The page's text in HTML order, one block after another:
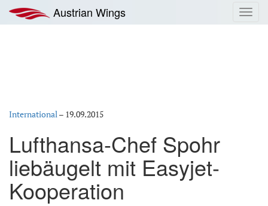
Inhalt
springen
Austrian Wings
International– 19.09.2015
Lufthansa-Chef Spohr
liebäugelt mit Easyjet-
Kooperation